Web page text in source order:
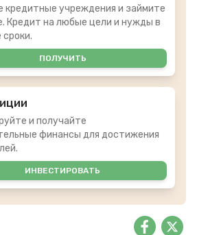
кредитные учреждения и займите
Кредит на любые цели и нужды в
сроки.
ПОЛУЧИТЬ
и получайте
финансы для достижения
ИНВЕСТИРОВАТЬ